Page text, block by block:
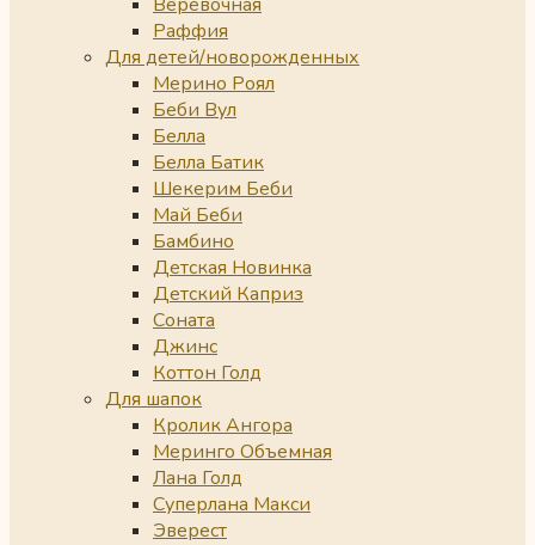
Раффия
Для детей/новорожденных
Мерино Роял
Беби Вул
Белла
Белла Батик
Шекерим Беби
Май Беби
Бамбино
Детская Новинка
Детский Каприз
Соната
Джинс
Коттон Голд
Для шапок
Кролик Ангора
Меринго Объемная
Лана Голд
Суперлана Макси
Эверест